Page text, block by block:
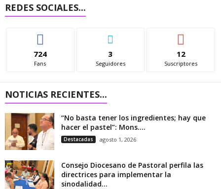
REDES SOCIALES...
724
Fans
3
Seguidores
12
Suscriptores
NOTICIAS RECIENTES...
“No basta tener los ingredientes; hay que
hacer el pastel”: Mons....
Destacadas agosto 1, 2026
Consejo Diocesano de Pastoral perfila las
directrices para implementar la
sinodalidad...